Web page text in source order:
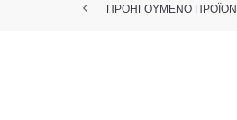
ΠΡΟΗΓΟΥΜΕΝΟ ΠΡΟΪΟΝ